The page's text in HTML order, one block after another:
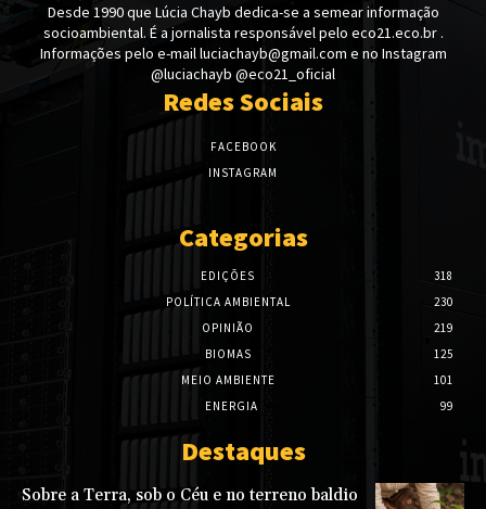
Desde 1990 que Lúcia Chayb dedica-se a semear informação
socioambiental. É a jornalista responsável pelo eco21.eco.br .
Informações pelo e-mail luciachayb@gmail.com e no Instagram
@luciachayb @eco21_oficial
Redes Sociais
FACEBOOK
INSTAGRAM
Categorias
EDIÇÕES
318
POLÍTICA AMBIENTAL
230
OPINIÃO
219
BIOMAS
125
MEIO AMBIENTE
101
ENERGIA
99
Destaques
Sobre a Terra, sob o Céu e no terreno baldio